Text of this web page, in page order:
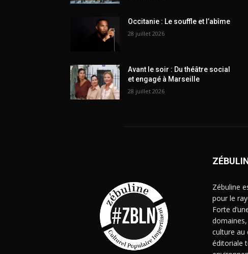
Occitanie : Le souffle et l’abîme
28 juillet 2026
Avant le soir : Du théâtre social
et engagé à Marseille
28 juillet 2026
Zébuline
pour le
Forte
culture au
éditoriale